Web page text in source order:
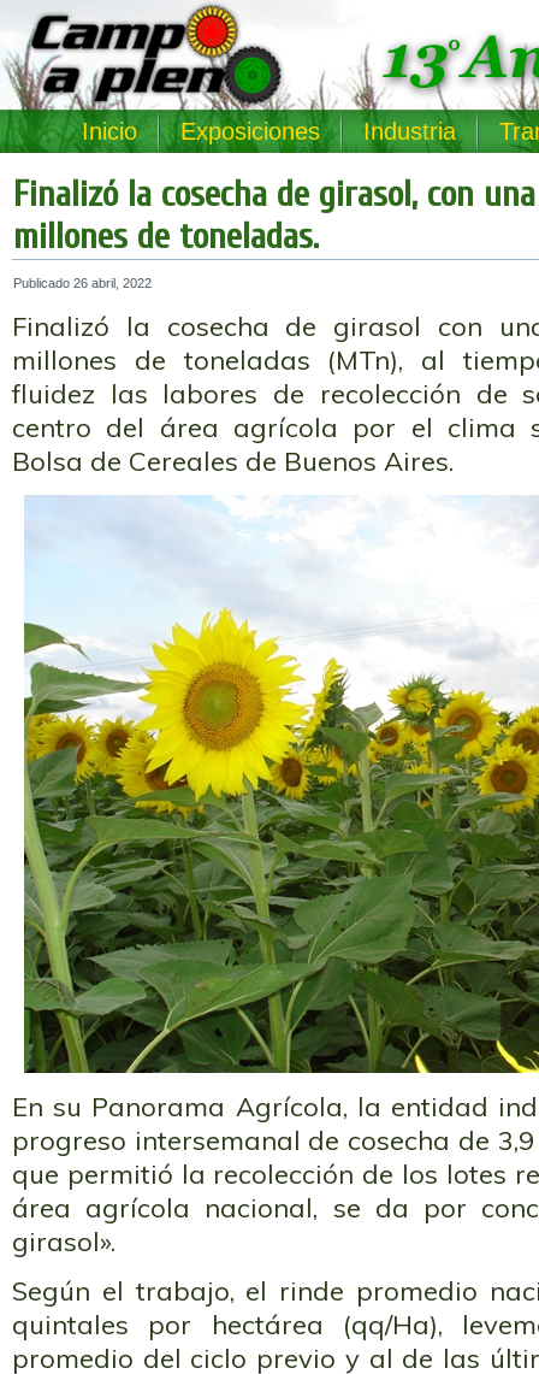
Inicio Exposiciones Industria
Finalizó la cosecha de girasol, con
millones de toneladas.
Publicado 26 abril, 2022
Finalizó la cosecha de girasol con
millones de toneladas (MTn), al
fluidez las labores de recolección de
centro del área agrícola por el clima
Bolsa de Cereales de Buenos Aires.
En su Panorama Agrícola, la entidad
progreso intersemanal de cosecha de
que permitió la recolección de los lotes
área agrícola nacional, se da por
girasol».
Según el trabajo, el rinde promedio
quintales por hectárea (qq/Ha),
promedio del ciclo previo y al de las